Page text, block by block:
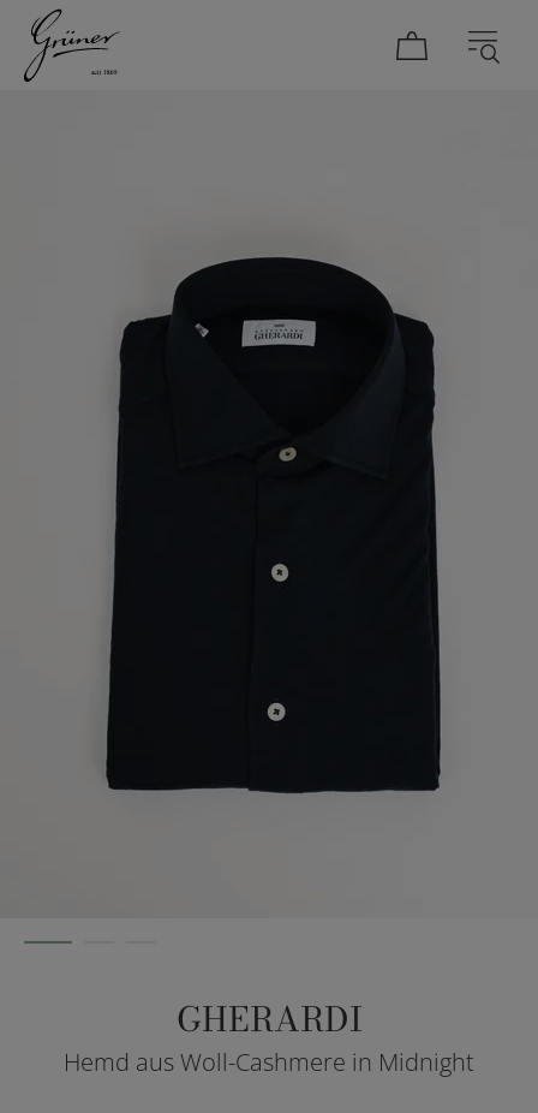
GHERARDI
Hemd aus Woll-Cashmere in Midnight